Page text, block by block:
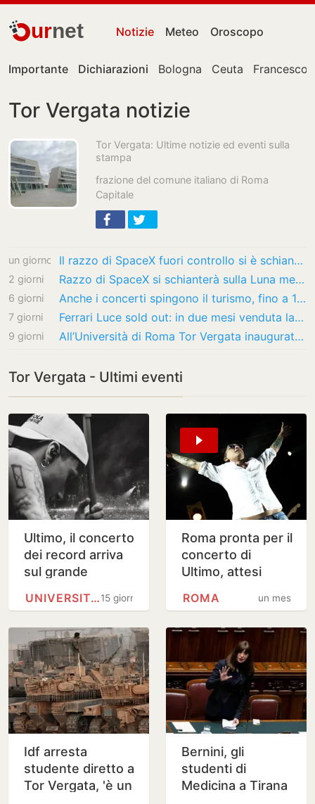
urnet Notizie Meteo Oroscopo
Importante Dichiarazioni Bologna Ceuta Francesco
Tor Vergata notizie
Tor Vergata: Ultime notizie ed eventi sulla
stampa
frazione del comune italiano di Roma
Capitale
un giorno Il razzo di SpaceX fuori controllo si è schiantato sulla Luna. “Come 3 tonnellate di…
2 giorni Razzo di SpaceX si schianterà sulla Luna mercoledì mattina. Le conseguenze? “Un cratere di…
6 giorni Anche i concerti spingono il turismo, fino a 11 milioni di pernottamenti
7 giorni Ferrari Luce sold out: in due mesi venduta la quota prevista per tutto il 2026
9 giorni All’Università di Roma Tor Vergata inaugurate nuove aule hi-tech per Medicina
Tor Vergata - Ultimi eventi
Ultimo, il concerto
dei record arriva
sul grande
30 settembre15 giorni
UNIVERSITÀ DEGLI STUDI DI ROMA…
Roma pronta per il
concerto di
Ultimo, attesi
un mese
ROMA
Idf arresta
studente diretto a
Tor Vergata, 'è un
Bernini, gli
studenti di
Medicina a Tirana